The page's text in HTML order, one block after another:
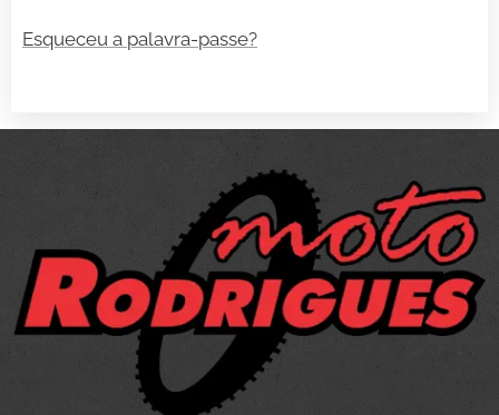
Esqueceu a palavra-passe?